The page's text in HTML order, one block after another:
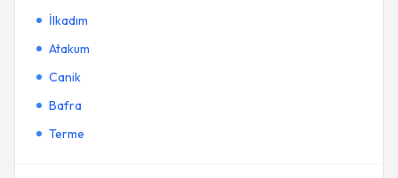
İlkadım
Atakum
Canik
Bafra
Terme